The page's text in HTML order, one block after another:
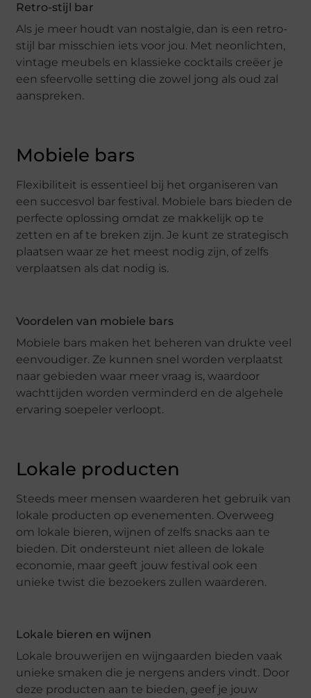
Retro-stijl bar
Als je meer houdt van nostalgie, dan is een retro-
stijl bar misschien iets voor jou. Met neonlichten,
vintage meubels en klassieke cocktails creëer je
een sfeervolle setting die zowel jong als oud zal
aanspreken.
Mobiele bars
Flexibiliteit is essentieel bij het organiseren van
een succesvol bar festival. Mobiele bars bieden de
perfecte oplossing omdat ze makkelijk op te
zetten en af te breken zijn. Je kunt ze strategisch
plaatsen waar ze het meest nodig zijn, of zelfs
verplaatsen als dat nodig is.
Voordelen van mobiele bars
Mobiele bars maken het beheren van drukte veel
eenvoudiger. Ze kunnen snel worden verplaatst
naar gebieden waar meer vraag is, waardoor
wachttijden worden verminderd en de algehele
ervaring soepeler verloopt.
Lokale producten
Steeds meer mensen waarderen het gebruik van
lokale producten op evenementen. Overweeg
om lokale bieren, wijnen of zelfs snacks aan te
bieden. Dit ondersteunt niet alleen de lokale
economie, maar geeft jouw festival ook een
unieke twist die bezoekers zullen waarderen.
Lokale bieren en wijnen
Lokale brouwerijen en wijngaarden bieden vaak
unieke smaken die je nergens anders vindt. Door
deze producten aan te bieden, geef je jouw